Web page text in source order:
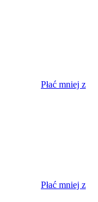
Płać mniej z
Płać mniej z